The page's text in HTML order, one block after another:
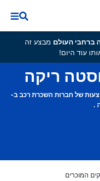
מבצע זה
ריקה
של חברות השכרת רכב ב-
.
המוכרים